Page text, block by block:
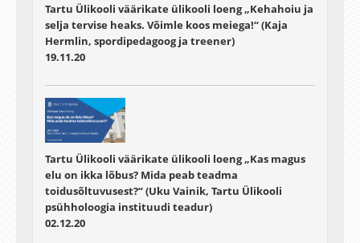
Tartu Ülikooli väärikate ülikooli loeng „Kehahoiu ja
selja tervise heaks. Võimle koos meiega!“ (Kaja
Hermlin, spordipedagoog ja treener)
19.11.20
Tartu Ülikooli väärikate ülikooli loeng „Kas magus
elu on ikka lõbus? Mida peab teadma
toidusõltuvusest?“ (Uku Vainik, Tartu Ülikooli
psühholoogia instituudi teadur)
02.12.20